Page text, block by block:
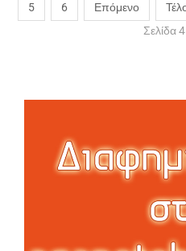
5 6 Επόμενο
Σελίδα